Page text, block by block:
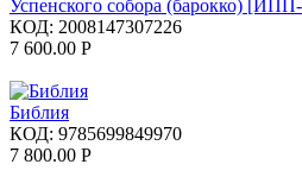
Успенского собора (барокко)
КОД: 2008147307226
7 600.00 Р
Библия
КОД: 9785699849970
7 800.00 Р